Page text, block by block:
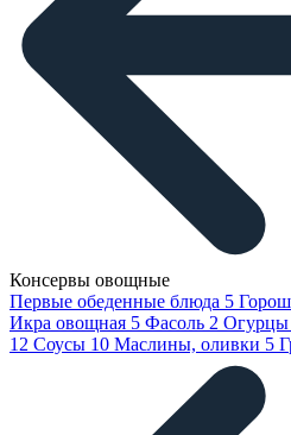
Консервы овощные
Первые обеденные блюда 5
Икра овощная 5 Фасоль 2 Огурцы
12 Соусы 10 Маслины, оливки 5